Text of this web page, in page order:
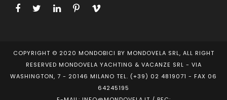
COPYRIGHT © 2020 MONDOBICI BY MONDOVELA SRL, ALL RIGHT
RESERVED MONDOVELA YACHTING & VACANZE SRL - VIA
WASHINGTON, 7 - 20146 MILANO TEL. (+39) 02 4819071 - FAX 06
64245195